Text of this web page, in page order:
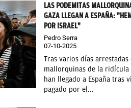
LAS PODEMITAS
GAZA LLEGAN A ESPAÑA:
POR ISRAEL"
Pedro Serra
07-10-2025
Tras varios días
mallorquinas de la ridícula
han llegado a España tras
pagado por el...